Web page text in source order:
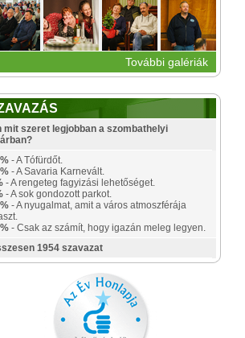
További galériák
mit szeret legjobban a szombathelyi
- A Tófürdőt.
- A Savaria Karnevált.
- A rengeteg fagyizási lehetőséget.
- A sok gondozott parkot.
- A nyugalmat, amit a város atmoszférája
- Csak az számít, hogy igazán meleg legyen.
1954 szavazat